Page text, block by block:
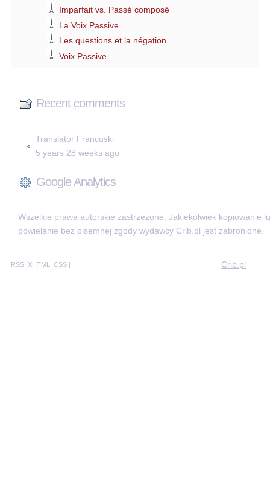
Imparfait vs. Passé composé
La Voix Passive
Les questions et la négation
Voix Passive
Recent comments
Translator Francuski
5 years 28 weeks ago
Google Analytics
Wszelkie prawa autorskie zastrzeżone. Jakiekolwiek kopiowanie
powielanie bez pisemnej zgody wydawcy Crib.pl jest zabronione.
RSS XHTML CSS Crib.pl